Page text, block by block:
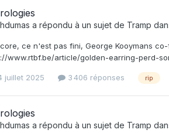
a répondu à un sujet de Tramp
ce n'est pas fini, George Kooymans
www.rtbf.be/article/golden-earring-perd-
juillet 2025 3 406 réponses rip
a répondu à un sujet de Tramp